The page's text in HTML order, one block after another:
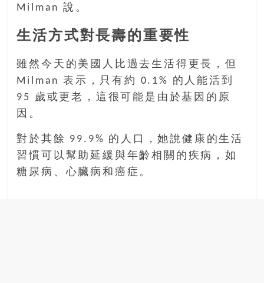
Milman 說。
生活方式對長壽的重要性
雖然今天的美國人比過去生活得更長，但
Milman 表示，只有約 0.1% 的人能活到
95 歲或更老，這很可能是由於基因的原
因。
對於其餘 99.9% 的人口，她說健康的生活
習慣可以幫助延緩與年齡相關的疾病，如
糖尿病、心臟病和癌症。